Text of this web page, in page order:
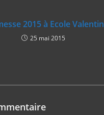
2015 à Ecole Valentin
25 mai 2015